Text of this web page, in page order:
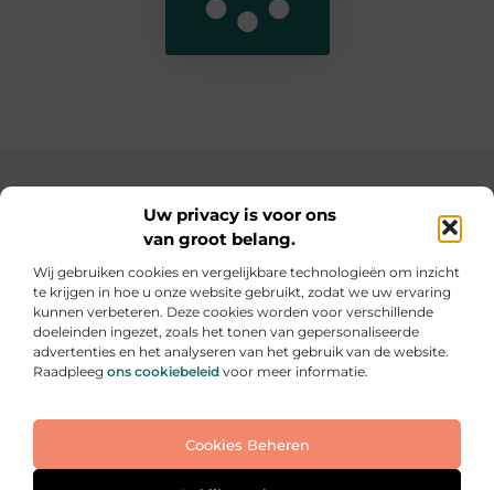
Uw privacy is voor ons
van groot belang.
Wij gebruiken cookies en vergelijkbare technologieën om inzicht
te krijgen in hoe u onze website gebruikt, zodat we uw ervaring
kunnen verbeteren. Deze cookies worden voor verschillende
doeleinden ingezet, zoals het tonen van gepersonaliseerde
advertenties en het analyseren van het gebruik van de website.
Raadpleeg ons cookiebeleid voor meer informatie.
Cookies Beheren
Elke dag iets nieuws op informe-toit.be
Praktische tips, slimme ideeën en boeiende verhalen
voor jouw dagelijks leven.